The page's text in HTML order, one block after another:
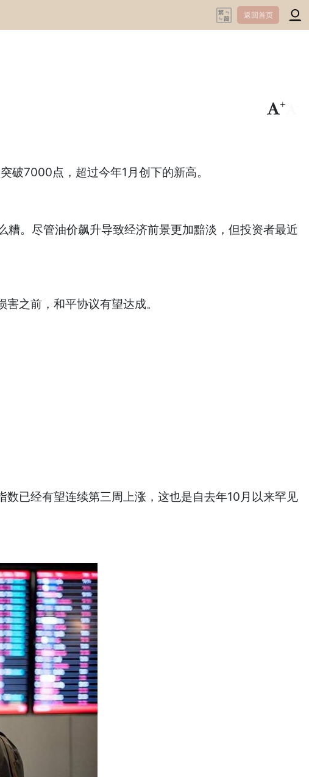
返回首页
+
破7000点，超过今年1月创下的新高。
。尽管油价飙升导致经济前景更加黯淡，但投资者最近
之前，和平协议有望达成。
已经有望连续第三周上涨，这也是自去年10月以来罕见